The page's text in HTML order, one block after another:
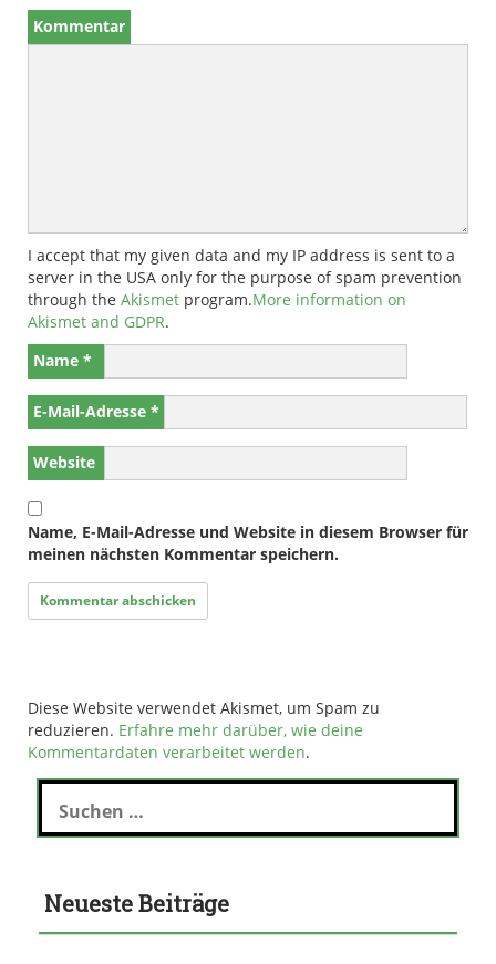
Kommentar
I accept that my given data and my IP address is sent to a
server in the USA only for the purpose of spam prevention
through the Akismet program.More information on
Akismet and GDPR.
Name *
E-Mail-Adresse *
Website
Name, E-Mail-Adresse und Website in diesem Browser für
meinen nächsten Kommentar speichern.
Diese Website verwendet Akismet, um Spam zu
reduzieren. Erfahre mehr darüber, wie deine
Kommentardaten verarbeitet werden.
c
nNeueste Beiträge